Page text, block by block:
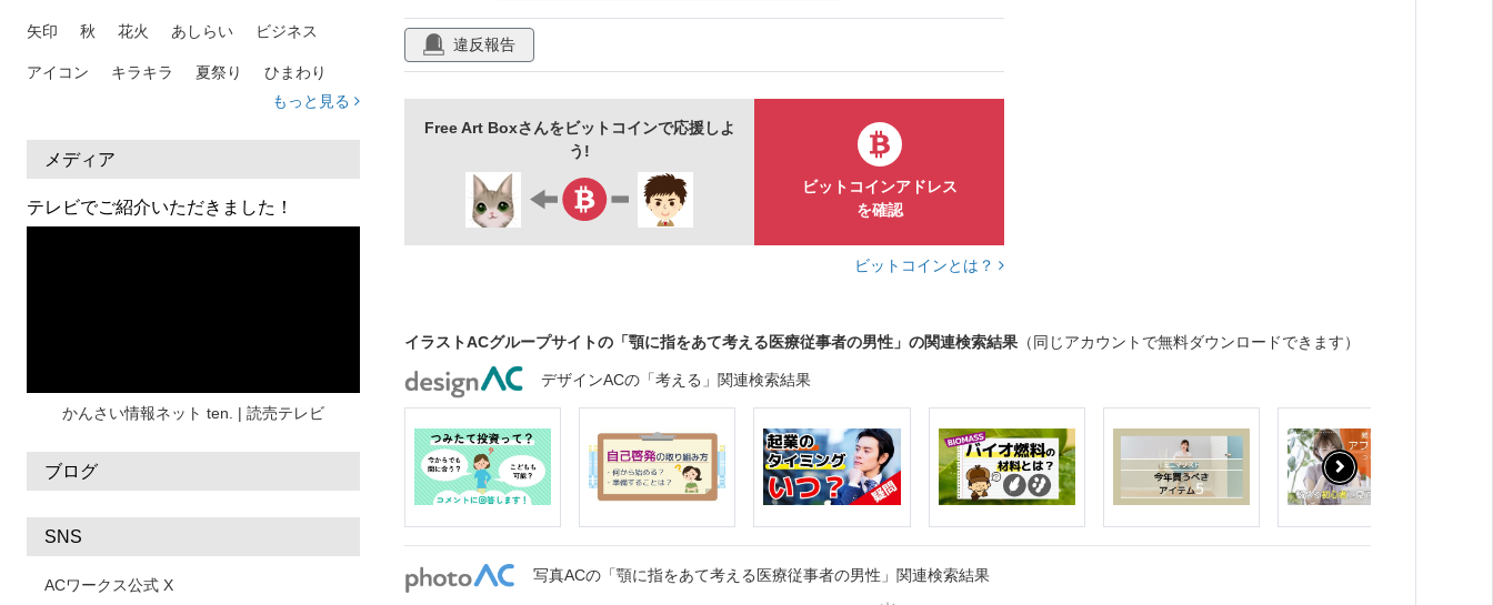
矢印 秋 花火 あしらい ビジネス
アイコン キラキラ 夏祭り ひまわり
熱中症
人物 暑中見舞い
日本地図 海
もっと見る
メディア
テレビでご紹介いただきました！
かんさい情報ネット ten. | 読売テレビ
ブログ
SNS
ACワークス公式 X
人物 違反報告
Free Art Boxさんをビットコインで応援しよ
う!
ビットコインアドレス
を確認
ビットコインとは？
イラストACグループサイトの「顎に指をあて考える医療従事者の男性」の関連検索結果 （同じアカウントで無料ダウンロードできます）
デザインACの「考える」関連検索結果
写真ACの「顎に指をあて考える医療従事者の男性」関連検索結果